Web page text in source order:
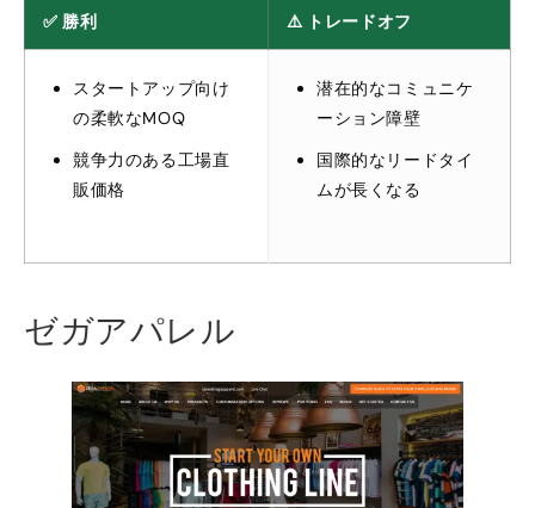
✅ 勝利 ⚠️ トレードオフ
スタートアップ向け
の柔軟なMOQ
競争力のある工場直
販価格
潜在的なコミュニケ
ーション障壁
国際的なリードタイ
ムが長くなる
ゼガアパレル